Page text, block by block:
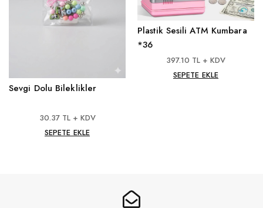
Sevgi Dolu Bileklikler
30.37 TL + KDV
SEPETE EKLE
Plastik Sesili ATM Kumbara
*36
397.10 TL + KDV
SEPETE EKLE